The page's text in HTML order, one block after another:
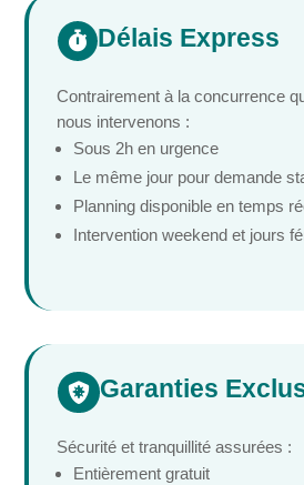
 Délais Express
Contrairement à la concurrence
nous intervenons :
Sous 2h en urgence
Le même jour pour demande
Planning disponible en temps
Intervention weekend et jours
 Garanties
Sécurité et tranquillité assurées :
Entièrement gratuit